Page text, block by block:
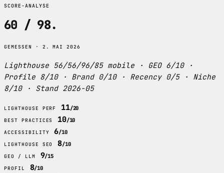
SCORE-ANALYSE
60 / 98.
GEMESSEN · 2. MAI 2026
Lighthouse 56/56/96/85 mobile · GEO 6/10 ·
Profile 8/10 · Brand 0/10 · Recency 0/5 · Niche
8/10 · Stand 2026-05
LIGHTHOUSE PERF 11/20
BEST PRACTICES 10/10
ACCESSIBILITY 6/10
LIGHTHOUSE SEO 8/10
GEO / LLM 9/15
PROFIL 8/10